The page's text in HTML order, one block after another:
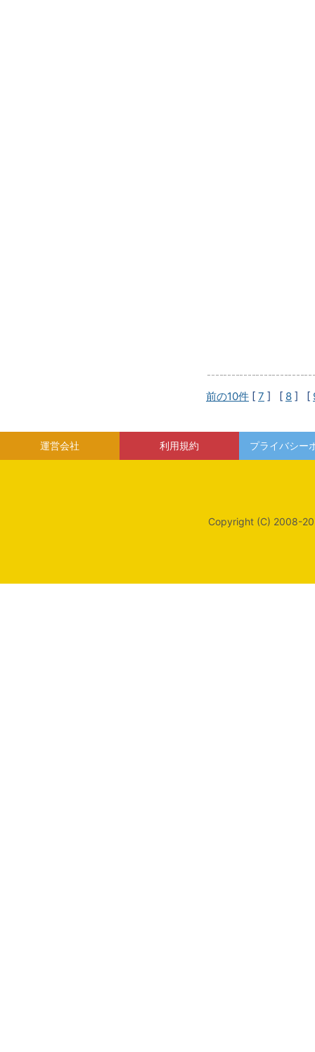
前の10件 [ 7 ] [ 8 ] [
運営会社 利用規約 プライバシー
Copyright (C) 2008-